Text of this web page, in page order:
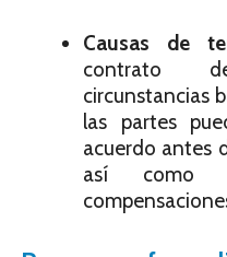
Causas de
contrato
circunstancias
las partes
acuerdo antes
así como